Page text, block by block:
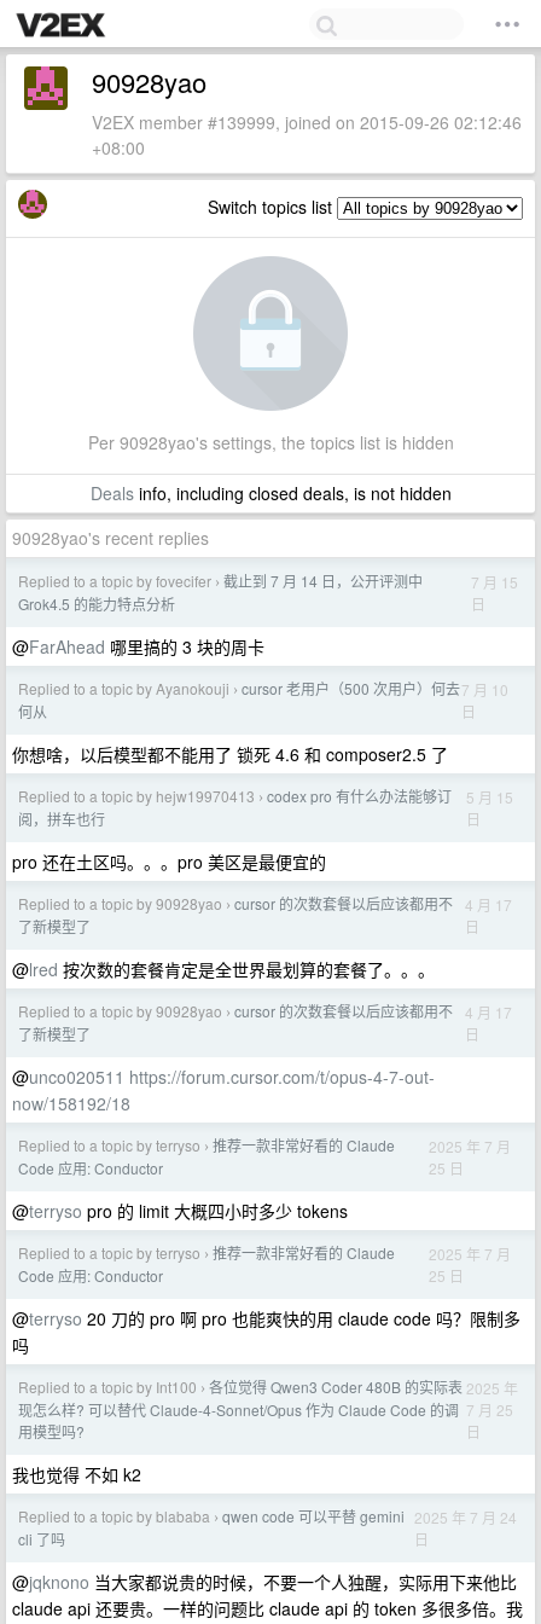
90928yao
V2EX member #139999, joined on 2015-09-26 02:12:46
+08:00
Switch topics list
Per 90928yao's settings, the topics list is hidden
Dealsinfo, including closed deals, is not hidden
90928yao's recent replies
Replied to a topic by fovecifer › 截止到 7 月 14 日，公开评测中
Grok4.5 的能力特点分析
7 月 15
日
@FarAhead 哪里搞的 3 块的周卡
Replied to a topic by Ayanokouji › cursor 老用户（500 次用户）何去
何从
7 月 10
日
你想啥，以后模型都不能用了 锁死 4.6 和 composer2.5 了
Replied to a topic by hejw19970413 › codex pro 有什么办法能够订
阅，拼车也行
5 月 15
日
pro 还在土区吗。。。pro 美区是最便宜的
Replied to a topic by 90928yao › cursor 的次数套餐以后应该都用不
了新模型了
4 月 17
日
@lred 按次数的套餐肯定是全世界最划算的套餐了。。。
Replied to a topic by 90928yao › cursor 的次数套餐以后应该都用不
了新模型了
4 月 17
日
@unco020511 https://forum.cursor.com/t/opus-4-7-out-
now/158192/18
Replied to a topic by terryso › 推荐一款非常好看的 Claude
Code 应用: Conductor
2025 年 7 月
25 日
@terryso pro 的 limit 大概四小时多少 tokens
Replied to a topic by terryso › 推荐一款非常好看的 Claude
Code 应用: Conductor
2025 年 7 月
25 日
@terryso 20 刀的 pro 啊 pro 也能爽快的用 claude code 吗？限制多
吗
Replied to a topic by Int100 › 各位觉得 Qwen3 Coder 480B 的实际表
现怎么样? 可以替代 Claude-4-Sonnet/Opus 作为 Claude Code 的调
用模型吗?
2025 年
7 月 25
日
我也觉得 不如 k2
Replied to a topic by blababa › qwen code 可以平替 gemini
cli 了吗
2025 年 7 月 24
日
@jqknono 当大家都说贵的时候，不要一个人独醒，实际用下来他比
claude api 还要贵。一样的问题比 claude api 的 token 多很多倍。我